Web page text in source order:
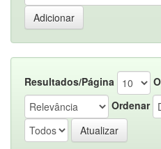
Resultados/Página
Ordenar